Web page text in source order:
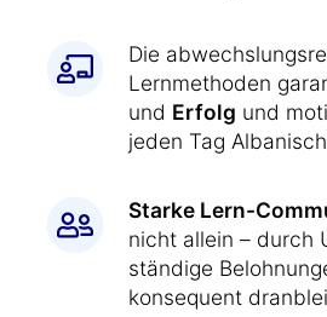
Die
Lernmethoden
und Erfolg und
jeden Tag
Starke Lern-
nicht allein – durch
ständige
konsequent